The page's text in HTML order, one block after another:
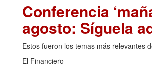
Conferencia
agosto: Síguela
Estos fueron los temas más relevantes
El Financiero